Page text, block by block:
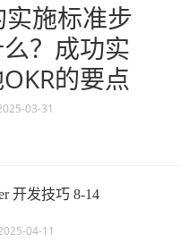
实施标准步
？成功实
的要点
03-31
开发技巧 8-14
04-11